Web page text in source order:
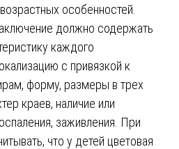
особенностей.
должно содержать
каждого
с привязкой к
форму, размеры в трех
краев, наличие или
заживления. При
что у детей цветовая